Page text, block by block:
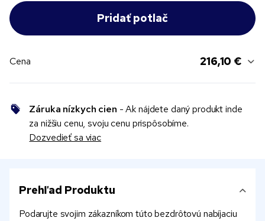
Cena 216,10 €
Záruka nízkych cien - Ak nájdete daný produkt inde
za nižšiu cenu, svoju cenu prispôsobíme.
Dozvedieť sa viac
Prehľad Produktu
Podarujte svojim zákazníkom túto bezdrôtovú nabíjaciu